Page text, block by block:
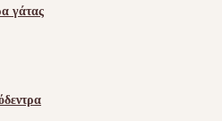
γάτας